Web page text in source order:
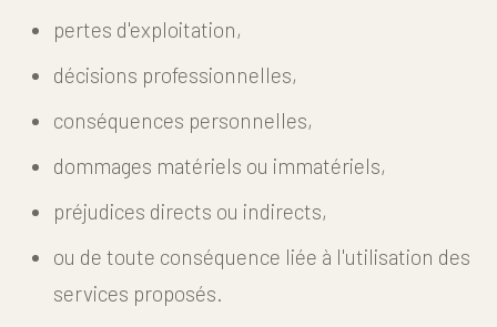
pertes d'exploitation,
décisions professionnelles,
conséquences personnelles,
dommages matériels ou immatériels,
préjudices directs ou indirects,
ou de toute conséquence liée à l'utilisation des
services proposés.